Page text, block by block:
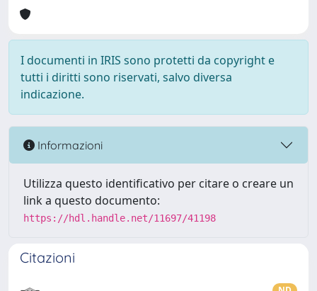
I documenti in IRIS sono protetti da copyright e
tutti i diritti sono riservati, salvo diversa
indicazione.
Informazioni
Utilizza questo identificativo per citare o creare un
link a questo documento:
https://hdl.handle.net/11697/41198
Citazioni